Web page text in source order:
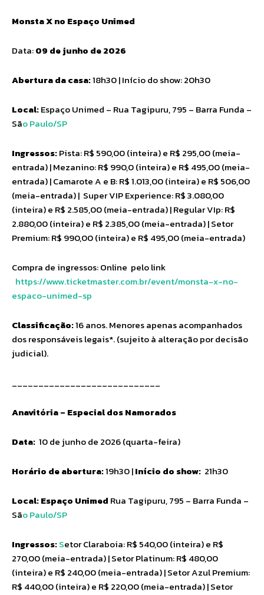
Monsta X no Espaço Unimed
Data:09 de junho de 2026
Abertura da casa:18h30 | Início do show: 20h30
Local:Espaço Unimed – Rua Tagipuru, 795 – Barra Funda –
São Paulo/SP
Ingressos:Pista: R$ 590,00 (inteira) e R$ 295,00 (meia-
entrada) | Mezanino: R$ 990,0 (inteira) e R$ 495,00 (meia-
entrada) | Camarote A e B: R$ 1.013,00 (inteira) e R$ 506,00
(meia-entrada) | Super VIP Experience: R$ 3.080,00
(inteira) e R$ 2.585,00 (meia-entrada) | Regular VIp: R$
2.880,00 (inteira) e R$ 2.385,00 (meia-entrada) | Setor
Premium: R$ 990,00 (inteira) e R$ 495,00 (meia-entrada)
Compra de ingressos: Online pelo link
https://www.ticketmaster.com.br/event/monsta-x-no-
espaco-unimed-sp
Classificação:16 anos. Menores apenas acompanhados
dos responsáveis legais*. (sujeito à alteração por decisão
judicial).
____________________________
Anavitória – Especial dos Namorados
Data: 10 de junho de 2026 (quarta-feira)
Horário de abertura:19h30 |Início do show: 21h30
Local: Espaço Unimed Rua Tagipuru, 795 – Barra Funda –
São Paulo/SP
Ingressos:Setor Claraboia: R$ 540,00 (inteira) e R$
270,00 (meia-entrada) | Setor Platinum: R$ 480,00
(inteira) e R$ 240,00 (meia-entrada) | Setor Azul Premium:
R$ 440,00 (inteira) e R$ 220,00 (meia-entrada) | Setor